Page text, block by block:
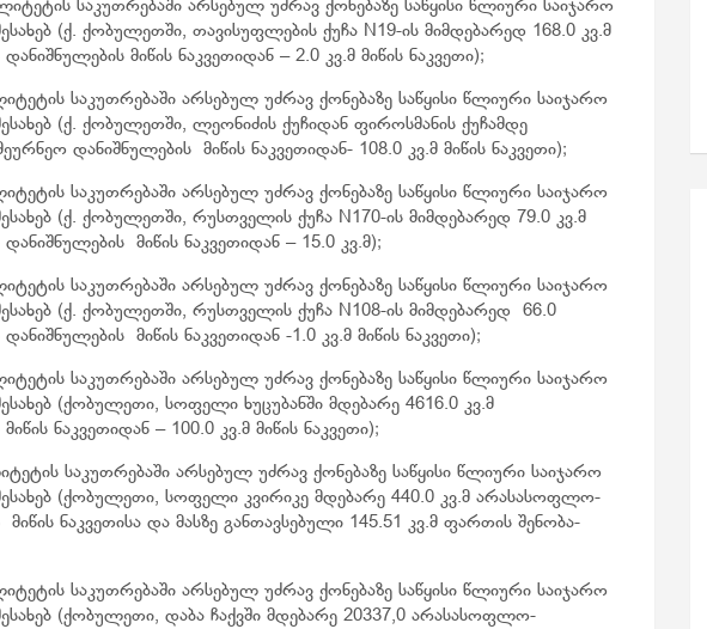
საკუთრებაში არსებულ უძრავ ქონებაზე საწყისი წლიური საიჯარო
(ქ. ქობულეთში, თავისუფლების ქუჩა N19-ის მიმდებარედ 168.0 კვ.მ
მიწის ნაკვეთიდან – 2.0 კვ.მ მიწის ნაკვეთი);
საკუთრებაში არსებულ უძრავ ქონებაზე საწყისი წლიური საიჯარო
(ქ. ქობულეთში, ლეონიძის ქუჩიდან ფიროსმანის ქუჩამდე
დანიშნულების მიწის ნაკვეთიდან- 108.0 კვ.მ მიწის ნაკვეთი);
საკუთრებაში არსებულ უძრავ ქონებაზე საწყისი წლიური საიჯარო
(ქ. ქობულეთში, რუსთველის ქუჩა N170-ის მიმდებარედ 79.0 კვ.მ
მიწის ნაკვეთიდან – 15.0 კვ.მ);
საკუთრებაში არსებულ უძრავ ქონებაზე საწყისი წლიური საიჯარო
(ქ. ქობულეთში, რუსთველის ქუჩა N108-ის მიმდებარედ 66.0
მიწის ნაკვეთიდან -1.0 კვ.მ მიწის ნაკვეთი);
საკუთრებაში არსებულ უძრავ ქონებაზე საწყისი წლიური საიჯარო
(ქობულეთი, სოფელი ხუცუბანში მდებარე 4616.0 კვ.მ
ნაკვეთიდან – 100.0 კვ.მ მიწის ნაკვეთი);
საკუთრებაში არსებულ უძრავ ქონებაზე საწყისი წლიური საიჯარო
(ქობულეთი, სოფელი კვირიკე მდებარე 440.0 კვ.მ არასასოფლო-
ნაკვეთისა და მასზე განთავსებული 145.51 კვ.მ ფართის შენობა-
საკუთრებაში არსებულ უძრავ ქონებაზე საწყისი წლიური საიჯარო
(ქობულეთი, დაბა ჩაქვში მდებარე 20337,0 არასასოფლო-